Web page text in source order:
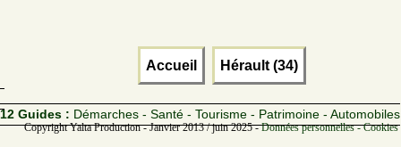
Accueil Hérault (34)
12 Guides : Démarches - Santé - Tourisme - Patrimoine - Automobiles
Copyright Yalta Production - Janvier 2013 / juin 2025 -Données personnelles -